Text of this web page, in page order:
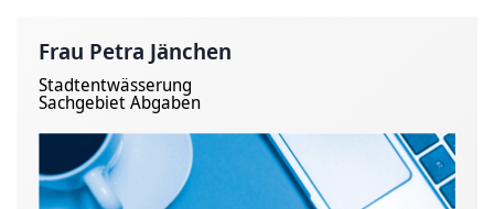
Frau Petra Jänchen
Stadtentwässerung
Sachgebiet Abgaben